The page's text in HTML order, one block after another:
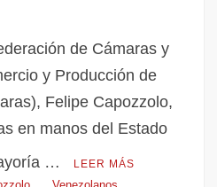
de Cámaras y
y Producción de
Felipe Capozzolo,
en manos del Estado
…
LEER MÁS